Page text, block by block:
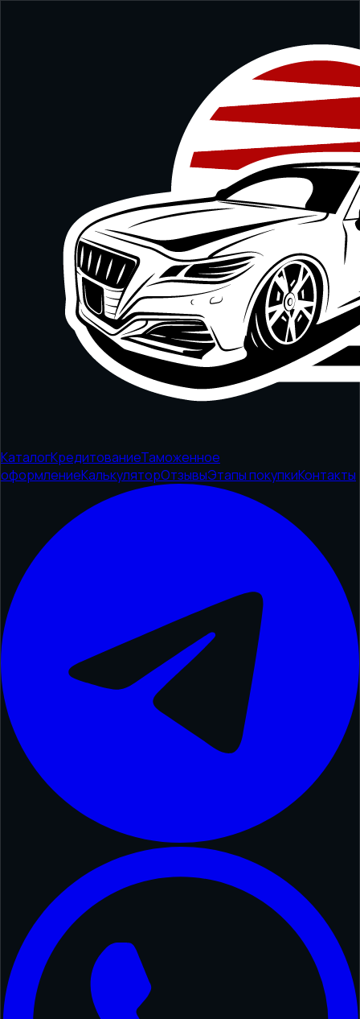
КаталогКредитованиеТаможенное
оформлениеКалькуляторОтзывыЭтапы покупкиКонтакты